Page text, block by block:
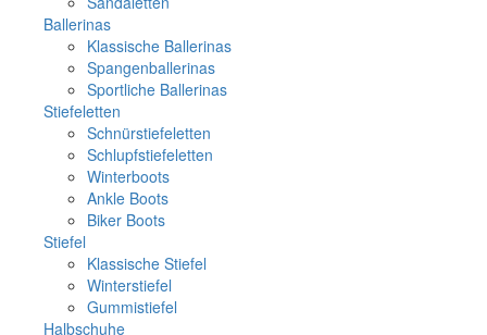
Ballerinas
Klassische Ballerinas
Spangenballerinas
Sportliche Ballerinas
Stiefeletten
Schnürstiefeletten
Schlupfstiefeletten
Winterboots
Ankle Boots
Biker Boots
Stiefel
Klassische Stiefel
Winterstiefel
Gummistiefel
Halbschuhe